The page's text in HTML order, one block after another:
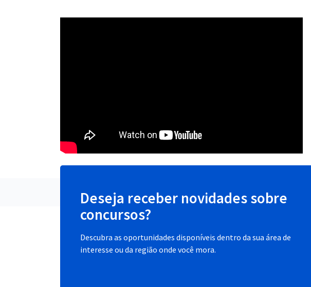
Deseja receber novidades sobre
concursos?
Descubra as oportunidades disponíveis dentro da sua área de
interesse ou da região onde você mora.